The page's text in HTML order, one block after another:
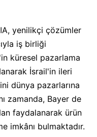
yenilikçi çözümler
iş birliği
küresel pazarlama
İsrail'in ileri
dünya pazarlarına
zamanda, Bayer de
faydalanarak ürün
imkânı bulmaktadır.